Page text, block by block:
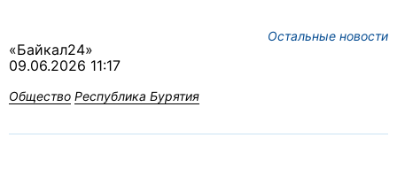
Остальные новости
«Байкал24»
09.06.2026 11:17
Общество Республика Бурятия